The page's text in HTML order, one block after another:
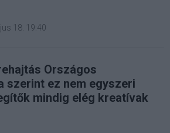
18. 19:40
Országos
szerint ez nem egyszeri
mindig elég kreatívak